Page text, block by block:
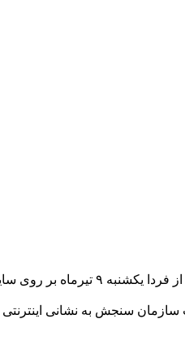
سنجش قرار می‌گیرد.